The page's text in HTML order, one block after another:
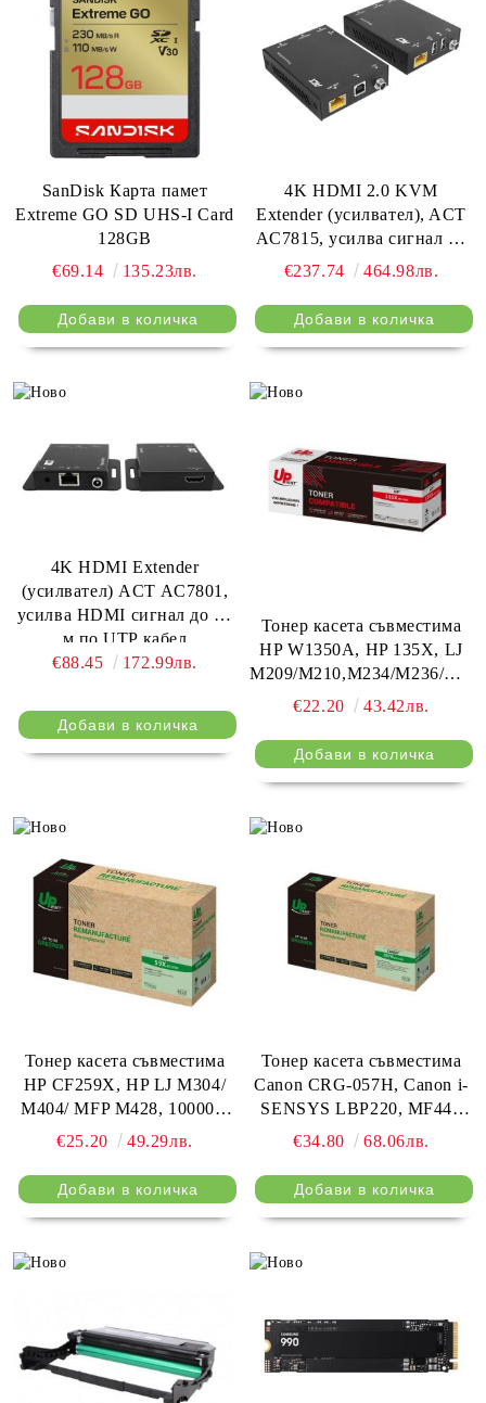
SanDisk Карта памет
Extreme GO SD UHS-I Card
128GB
€69.14
135.23лв.
4K HDMI 2.0 KVM
Extender (усилвател), ACT
AC7815, усилва сигнал до
70 м по UTP кабел
€237.74 464.98лв.
4K HDMI Extender
(усилвател) ACT AC7801,
усилва HDMI сигнал до 40
м по UTP кабел
€88.45
172.99лв.
Тонер касета съвместима
HP W1350A, HP 135X, LJ
M209/M210,M234/M236/
2400 k
€22.20 43.42лв.
Тонер касета съвместима
HP CF259X, HP LJ M304/
M404/ MFP M428, 10000k,
Uprint
€25.20 49.29лв.
Тонер касета съвместима
Canon CRG-057H, Canon i-
SENSYS LBP220, MF440
Series, 10000k
€34.80 68.06лв.